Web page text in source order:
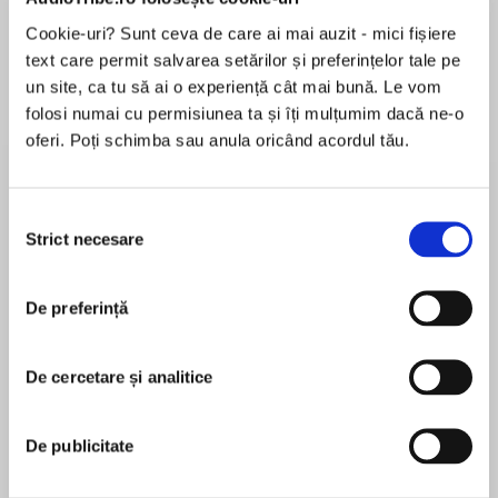
Cookie-uri? Sunt ceva de care ai mai auzit - mici fișiere
text care permit salvarea setărilor și preferințelor tale pe
un site, ca tu să ai o experiență cât mai bună. Le vom
folosi numai cu permisiunea ta și îți mulțumim dacă ne-o
oferi. Poți schimba sau anula oricând acordul tău.
consimțământului
Strict necesare
De preferință
De cercetare și analitice
De publicitate
Desprecarte
THE KOREAN SENSATION
the Morisaki Bookshop, discover a spellbinding
novel about a mysterious bookshop that exists
only a page away…
În acest moment nu există recenzii
pentru această carte